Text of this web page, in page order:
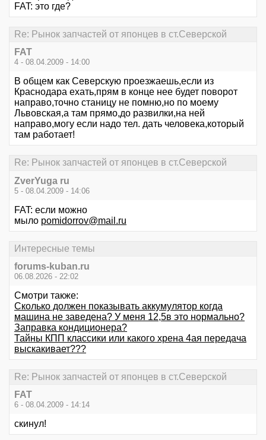
FAT: это где?
Re: Рынок запчастей от японцев в ст.Северской
FAT
4 - 08.04.2009 - 14:00
В общем как Северскую проезжаешь,если из
Краснодара ехать,прям в конце нее будет поворот
направо,точно станицу не помню,но по моему
Львовская,а там прямо,до развилки,на ней
направо,могу если надо тел. дать человека,который
там работает!
Re: Рынок запчастей от японцев в ст.Северской
ZverYuga ru
5 - 08.04.2009 - 14:06
FAT: если можно
мыло pomidorrov@mail.ru
Интересные темы
forums-kuban.ru
06.08.2026 - 22:02
Смотри также:
Сколько должен показывать аккумулятор когда
машина не заведена? У меня 12,5в это нормально?
Заправка кондиционера?
Тайны КПП классики или какого хрена 4ая передача
выскакивает???
Re: Рынок запчастей от японцев в ст.Северской
FAT
6 - 08.04.2009 - 14:14
скинул!